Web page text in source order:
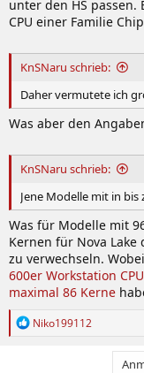
unter den HS passen.
CPU einer Familie
KnSNaru schrieb:
Daher vermutete ich
Was aber den
KnSNaru schrieb:
Jene Modelle mit in
Was für Modelle mit
Kernen für Nova Lake
zu verwechseln.
600er Workstation
maximal 86 Kerne
R
Niko199112